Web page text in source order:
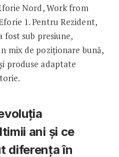
Nord, Work from
1. Pentru Rezident,
fost sub presiune,
mix de poziționare bună,
produse adaptate
ani și ce
diferența în